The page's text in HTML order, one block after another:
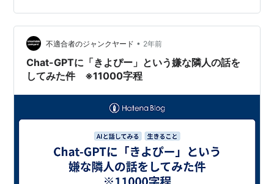
ていますね。私よりも年上で、自営業、または生活保護
を受けており、言動は荒々しく、一言で言うと「おらつ
いている」坊主頭のおっさん。 顔が元プロ野球選手の清
■に似ていたため、妻との会話で隠語…
不適合者のジャンクヤード • 2年前
Chat-GPTに「きよぴー」という嫌な隣人の話を
してみた件 ※11000字程